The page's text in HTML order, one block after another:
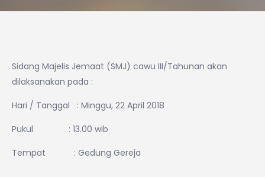
Sidang Majelis Jemaat (SMJ) cawu III/Tahunan akan
dilaksanakan pada :
Hari / Tanggal : Minggu, 22 April 2018
Pukul : 13.00 wib
Tempat : Gedung Gereja